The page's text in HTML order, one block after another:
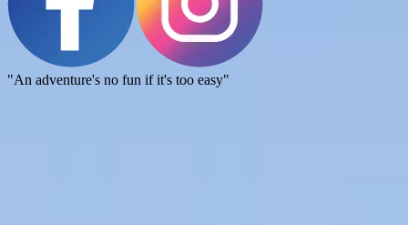
"An adventure's no fun if it's too easy"